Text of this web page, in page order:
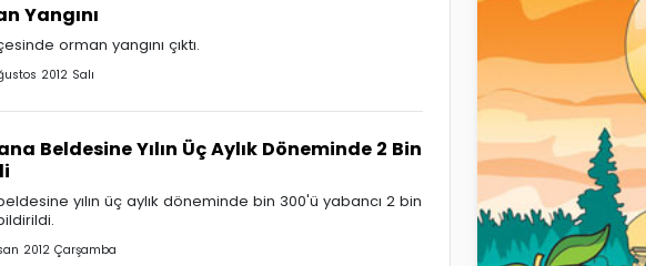
Yangını
orman yangını çıktı.
2012 Salı
Beldesine Yılın Üç Aylık Döneminde 2 Bin
yılın üç aylık döneminde bin 300'ü yabancı 2 bin
2012 Çarşamba